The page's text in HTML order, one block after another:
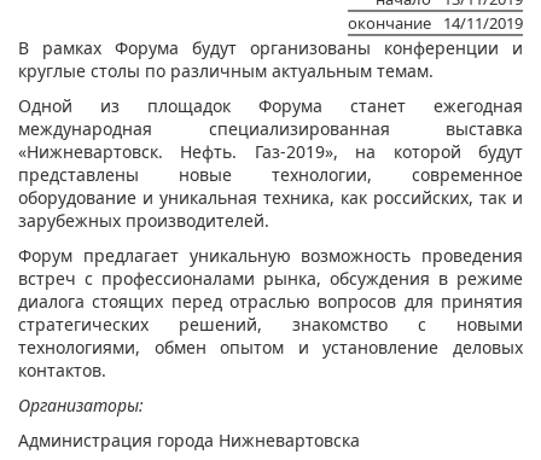
окончание
14/11/2019
​В рамках Форума будут организованы конференции и
круглые столы по различным актуальным темам.
Одной из площадок Форума станет ежегодная
международная специализированная выставка
«Нижневартовск. Нефть. Газ-2019», на которой будут
представлены новые технологии, современное
оборудование и уникальная техника, как российских, так и
зарубежных производителей.
Форум предлагает уникальную возможность проведения
встреч с профессионалами рынка, обсуждения в режиме
диалога стоящих перед отраслью вопросов для принятия
стратегических решений, знакомство с новыми
технологиями, обмен опытом и установление деловых
контактов.
Организаторы:
Администрация города Нижневартовска